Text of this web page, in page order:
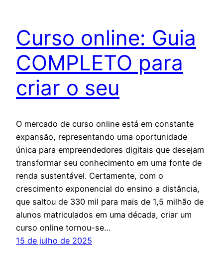
Curso online: Guia
COMPLETO para
criar o seu
O mercado de curso online está em constante
expansão, representando uma oportunidade
única para empreendedores digitais que desejam
transformar seu conhecimento em uma fonte de
renda sustentável. Certamente, com o
crescimento exponencial do ensino a distância,
que saltou de 330 mil para mais de 1,5 milhão de
alunos matriculados em uma década, criar um
curso online tornou-se…
15 de julho de 2025